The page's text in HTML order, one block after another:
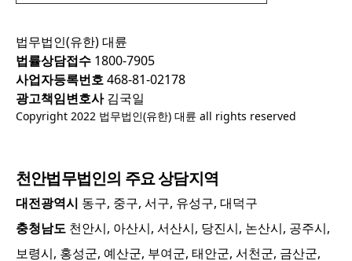
법무법인(유한) 대륜
법률상담접수 1800-7905
사업자등록번호468-81-02178
광고책임변호사김국일
Copyright 2022 법무법인(유한) 대륜 all rights reserved
천안법무법인의 주요 상담지역
대전광역시 동구, 중구, 서구, 유성구, 대덕구
충청남도 천안시, 아산시, 서산시, 당진시, 논산시, 공주시,
보령시, 홍성군, 예산군, 부여군, 태안군, 서천군, 금산군,